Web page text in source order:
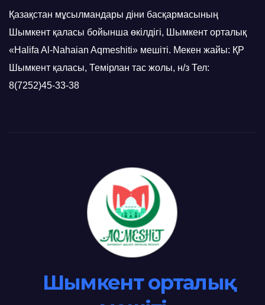
Қазақстан мұсылмандары діни басқармасының
Шымкент қаласы бойынша өкілдігі, Шымкент орталық
«Halifa Al-Nahaian Aqmeshiti» мешіті. Мекен жайы: ҚР
Шымкент қаласы, Темірлан тас жолы, н/з Тел:
8(7252)45-33-38
Шымкент орталық